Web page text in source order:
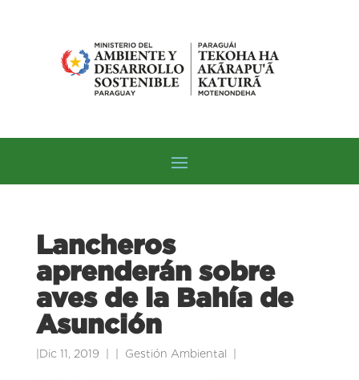
Lancheros
aprenderán sobre
aves de la Bahía de
Asunción
Dic 11, 2019 Gestión Ambiental